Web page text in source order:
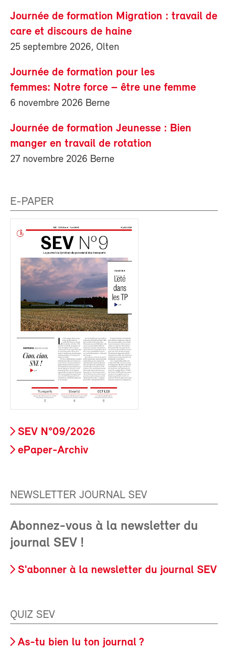
Journée de formation Migration : travail de
care et discours de haine
25 septembre 2026, Olten
Journée de formation pour les
femmes: Notre force – être une femme
6 novembre 2026 Berne
Journée de formation Jeunesse : Bien
manger en travail de rotation
27 novembre 2026 Berne
E-PAPER
SEV N°09/2026
ePaper-Archiv
NEWSLETTER JOURNAL SEV
Abonnez-vous à la newsletter du
journal SEV !
S'abonner à la newsletter du journal SEV
QUIZ SEV
As-tu bien lu ton journal ?